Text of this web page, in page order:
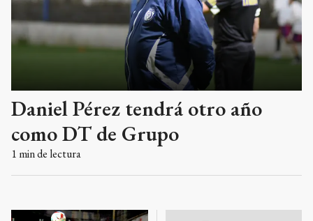
Daniel Pérez tendrá otro año
como DT de Grupo
1 min de lectura